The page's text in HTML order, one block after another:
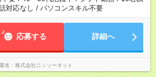
対応なし / パソコンスキル不要
応募する 詳細へ
名 株式会社ニッソーネット